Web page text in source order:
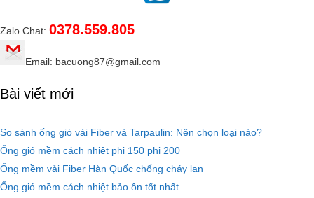
Zalo Chat: 0378.559.805
Email: bacuong87@gmail.com
Bài viết mới
So sánh ống gió vải Fiber và Tarpaulin: Nên chọn loại nào?
Ống gió mềm cách nhiệt phi 150 phi 200
Ống mềm vải Fiber Hàn Quốc chống cháy lan
Ống gió mềm cách nhiệt bảo ôn tốt nhất